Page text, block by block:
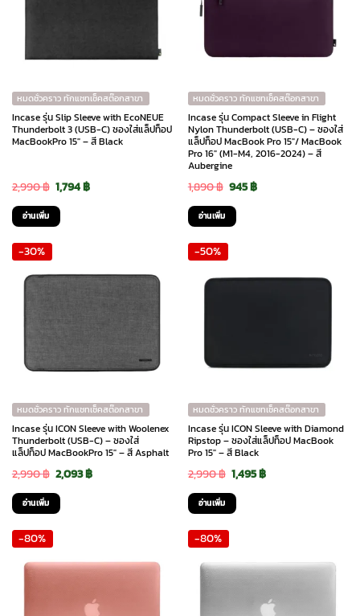
หมดชั่วคราว ทักแชทเช็คสต๊อกสาขา
Incase รุ่น Slip Sleeve with EcoNEUE
Thunderbolt 3 (USB-C) ซองใส่แล็ปท็อป
MacBookPro 15″ – สี Black
2,990฿ Original
price
was:
1,794฿Current
อ่านเพิ่ม
หมดชั่วคราว ทักแชทเช็คสต๊อกสาขา
Incase รุ่น Compact Sleeve in Flight
Nylon Thunderbolt (USB-C) – ซองใส่
แล็ปท็อป MacBook Pro 15″/ MacBook
Pro 16″ (M1-M4, 2016-2024) – สี
Aubergine
1,890฿ Original
price
was:
945฿Current
อ่านเพิ่ม
-30%
หมดชั่วคราว ทักแชทเช็คสต๊อกสาขา
Incase รุ่น ICON Sleeve with Woolenex
Thunderbolt (USB-C) – ซองใส่
แล็ปท็อป MacBookPro 15″ – สี Asphalt
2,990฿ Original
price
was:
2,093฿Current
อ่านเพิ่ม
-50%
หมดชั่วคราว ทักแชทเช็คสต๊อกสาขา
Incase รุ่น ICON Sleeve with Diamond
Ripstop – ซองใส่แล็ปท็อป MacBook
Pro 15″ – สี Black
2,990฿ Original
price
was:
1,495฿Current
อ่านเพิ่ม
-80% -80%